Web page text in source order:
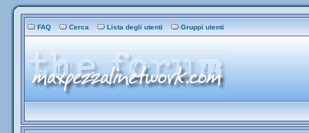
FAQ Cerca Lista degli utenti Gruppi utenti